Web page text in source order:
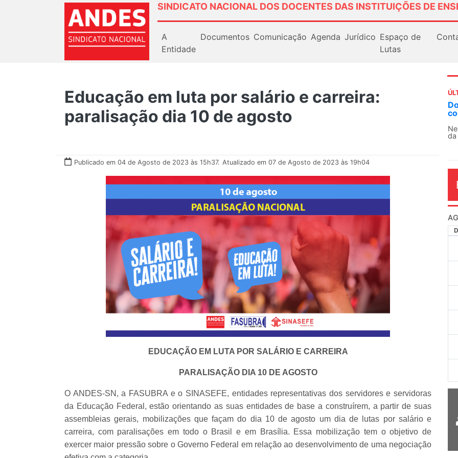
SINDICATO NACIONAL DOS DOCENTES DAS INSTITUIÇÕES DE
A
Entidade
Documentos Comunicação Agenda Jurídico Espaço de
Lutas
Educação em luta por salário e carreira:
paralisação dia 10 de agosto
Publicado em 04 de Agosto de 2023 às 15h37. Atualizado em 07 de Agosto de 2023 às 19h04
EDUCAÇÃO EM LUTA POR SALÁRIO E CARREIRA
PARALISAÇÃO DIA 10 DE AGOSTO
O ANDES-SN, a FASUBRA e o SINASEFE, entidades representativas dos servidores e servidoras
da Educação Federal, estão orientando as suas entidades de base a construírem, a partir de suas
assembleias gerais, mobilizações que façam do dia 10 de agosto um dia de lutas por salário e
carreira, com paralisações em todo o Brasil e em Brasília. Essa mobilização tem o objetivo de
exercer maior pressão sobre o Governo Federal em relação ao desenvolvimento de uma negociação
Docentes paralisam novamente as
contra as políticas de Milei na Argentina
Nessa segunda-feira (3), sindicatos de docentes